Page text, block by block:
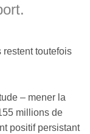
toutefois
– mener la
millions de
positif persistant